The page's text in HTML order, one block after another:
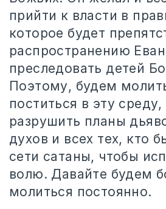
прийти к власти в
которое будет
распространению
преследовать детей
Поэтому, будем
поститься в эту
разрушить планы
духов и всех тех, кто
сети сатаны, чтобы
волю. Давайте будем
молиться постоянно.